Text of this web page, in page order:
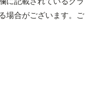
場合がございます。ご